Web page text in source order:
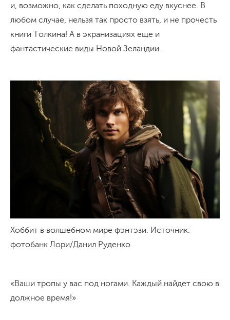
и, возможно, как сделать походную еду вкуснее. В
любом случае, нельзя так просто взять, и не прочесть
книги Толкина! А в экранизациях еще и
фантастические виды Новой Зеландии.
Хоббит в волшебном мире фэнтэзи. Источник:
фотобанк Лори/Данил Руденко
«Ваши тропы у вас под ногами. Каждый найдет свою в
должное время!»